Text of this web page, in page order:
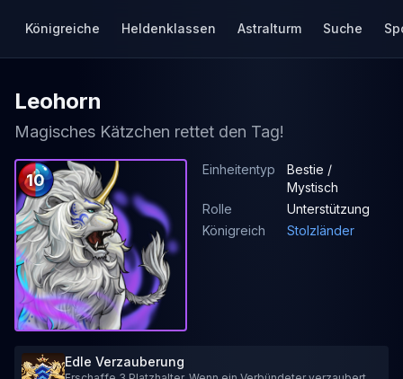
Königreiche Heldenklassen Astralturm Suche
Leohorn
Magisches Kätzchen rettet den Tag!
10
Einheitentyp
Bestie /
Mystisch
Rolle
Unterstützung
Königreich
Stolzländer
Edle Verzauberung